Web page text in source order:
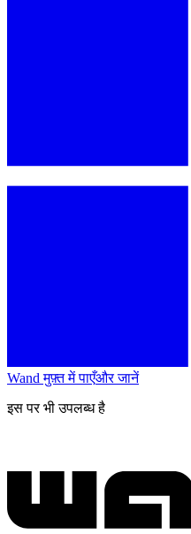
Wand मुफ़्त में पाएँऔर जानें
इस पर भी उपलब्ध है